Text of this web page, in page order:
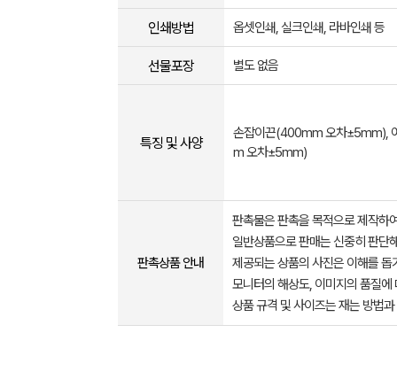
인쇄방법 옵셋인쇄, 실크인쇄, 라바인쇄 등
선물포장 별도 없음
특징 및 사양
손잡이끈(400mm 오차±5mm),
m 오차±5mm)
판촉상품 안내
판촉물은 판촉을 목적으로 제작하
일반상품으로 판매는 신중히 판단
제공되는 상품의 사진은 이해를
모니터의 해상도, 이미지의 품질
상품 규격 및 사이즈는 재는 방법